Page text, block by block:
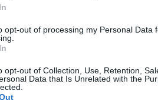
opt-out of processing my Personal Data
opt-out of Collection, Use, Retention,
Data that Is Unrelated with the
cikkünkben:
lehet keresni az egyes
kereső foglalakozások?
legkevesebbet